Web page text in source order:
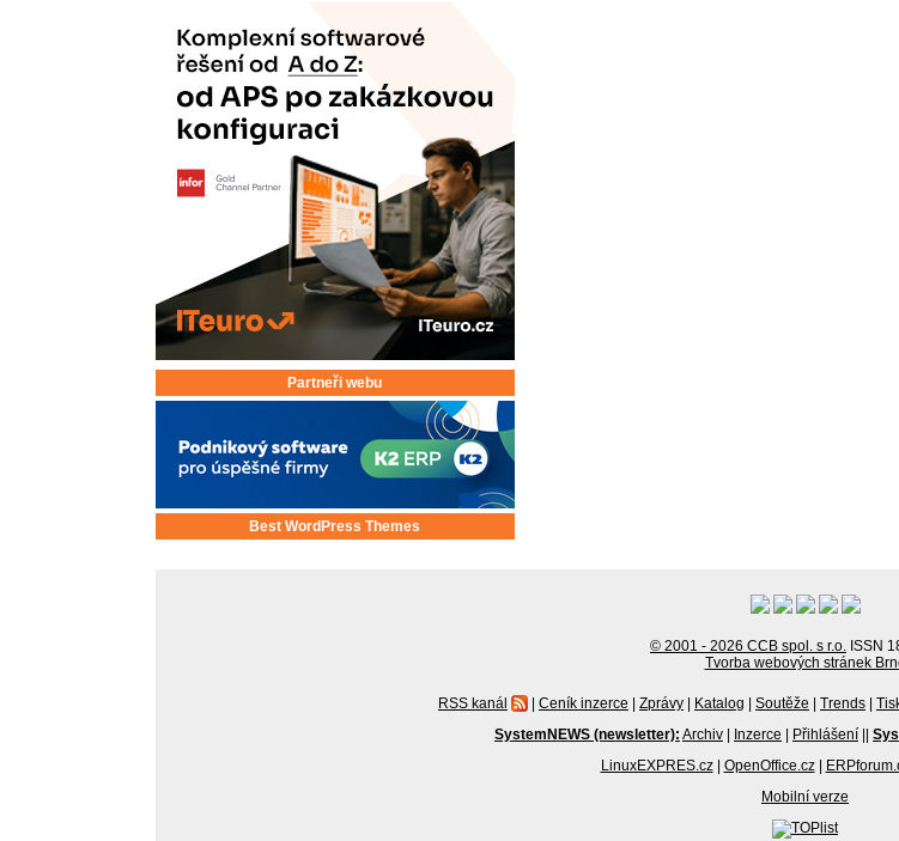
Partneři webu
Best WordPress Themes
© 2001 - 2026 CCB spol. s r.o. ISSN
Tvorba webových stránek
RSS kanál | Ceník inzerce | Zprávy | Katalog | Soutěže | Trends |
SystemNEWS (newsletter): Archiv | Inzerce | Přihlášení ||
LinuxEXPRES.cz | OpenOffice.cz |
Mobilní verze